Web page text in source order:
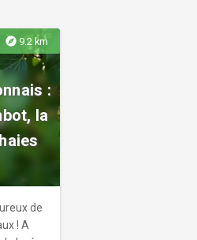
explore 9.2 km
:
la
de
! A